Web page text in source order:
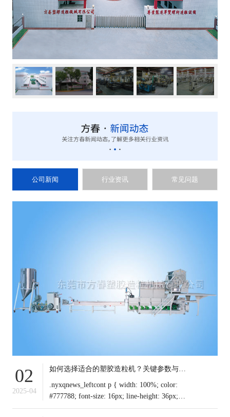
公司新闻 行业资讯 常见问题
02
2025-04
如何选择适合的塑胶造粒机？关键参数与行业应用解析
.nyxqnews_leftcont p { width: 100%; color:
#777788; font-size: 16px; line-height: 36px;
text-indent: 0em !important; mar